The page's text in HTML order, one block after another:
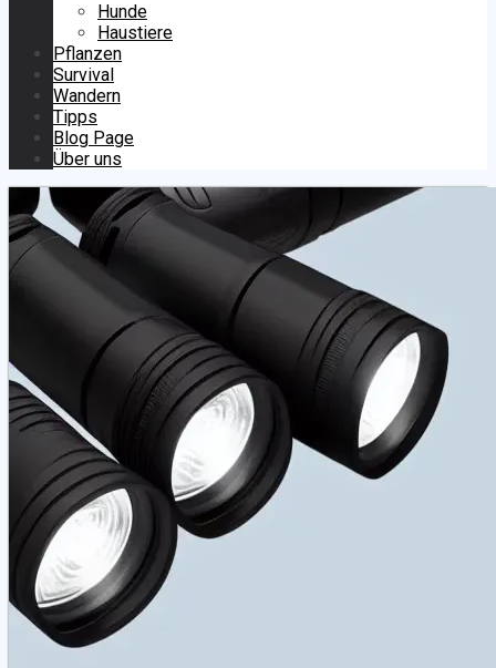
Hunde
Haustiere
Pflanzen
Survival
Wandern
Tipps
Blog Page
Über uns